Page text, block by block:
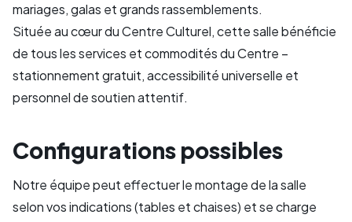
mariages, galas et grands rassemblements.
Située au cœur du Centre Culturel, cette salle bénéficie
de tous les services et commodités du Centre –
stationnement gratuit, accessibilité universelle et
personnel de soutien attentif.
Configurations possibles
Notre équipe peut effectuer le montage de la salle
selon vos indications (tables et chaises) et se charge